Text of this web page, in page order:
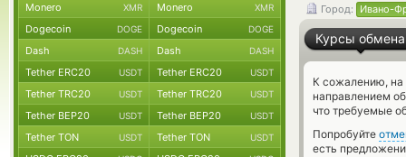
Город: Ивано-
Курсы обмена
К сожалению, на
направлением
что требуемые
Попробуйте
есть
Monero XMR Monero XMR
Dogecoin DOGE Dogecoin DOGE
Dash DASH Dash DASH
Tether ERC20 USDT Tether ERC20 USDT
Tether TRC20 USDT Tether TRC20 USDT
Tether BEP20 USDT Tether BEP20 USDT
Tether TON USDT Tether TON USDT